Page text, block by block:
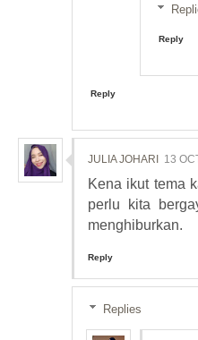
Reply
Reply
JULIA JOHARI 13
Kena ikut tema
perlu kita
menghiburkan.
Reply
Replies